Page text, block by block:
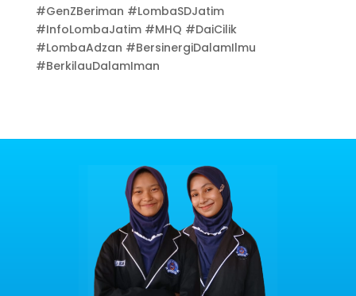
#GenZBeriman #LombaSDJatim
#InfoLombaJatim #MHQ #DaiCilik
#LombaAdzan #BersinergiDalamIlmu
#BerkilauDalamIman